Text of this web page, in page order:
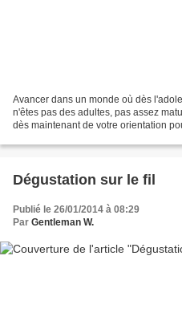
Avancer dans un monde où dès
n'êtes pas des adultes, pas assez
dès maintenant de votre orientation
Dégustation sur le fil
Publié le 26/01/2014 à 08:29
Par Gentleman W.